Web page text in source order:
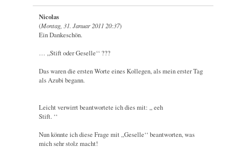
Nicolas
(Montag, 31. Januar 2011 20:37)
Ein Dankeschön.
… ,,Stift oder Geselle‘‘ ???
Das waren die ersten Worte eines Kollegen, als mein erster Tag
als Azubi begann.
Leicht verwirrt beantwortete ich dies mit: ,, eeh
Stift. ‘‘
Nun könnte ich diese Frage mit ,,Geselle‘‘ beantworten, was
mich sehr stolz macht!